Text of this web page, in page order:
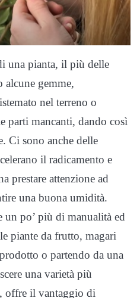
una pianta, il più delle
alcune gemme,
nel terreno o
parti mancanti, dando così
Ci sono anche delle
il radicamento e
prestare attenzione ad
una buona umidità.
un po’ più di manualità ed
piante da frutto, magari
o partendo da una
una varietà più
offre il vantaggio di